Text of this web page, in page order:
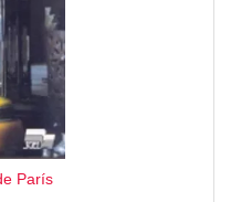
marcha
Espanol 2000
París